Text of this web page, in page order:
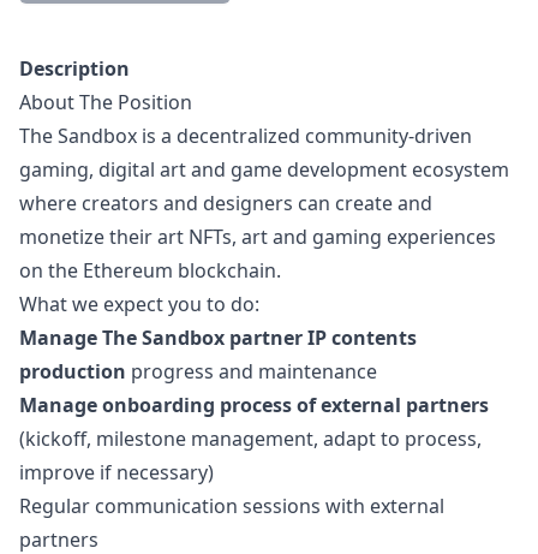
Description
About The Position
The Sandbox is a decentralized community-driven
gaming, digital art and game development ecosystem
where creators and designers can create and
monetize their art NFTs, art and gaming experiences
on the Ethereum blockchain.
What we expect you to do:
Manage The Sandbox partner IP contents
production progress and maintenance
Manage onboarding process of external partners
(kickoff, milestone management, adapt to process,
improve if necessary)
Regular communication sessions with external
partners